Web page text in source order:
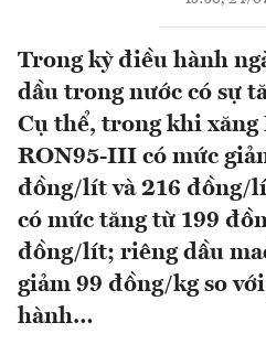
Trong kỳ điều hành
dầu trong nước có sự
Cụ thể, trong khi xăng
RON95-III có mức
đồng/lít và 216 đồng/
có mức tăng từ 199
đồng/lít; riêng dầu
giảm 99 đồng/kg so
hành…